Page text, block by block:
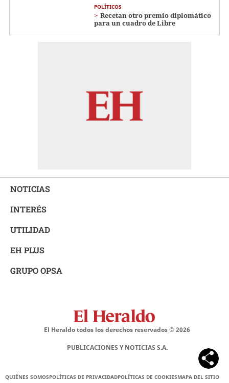
POLÍTICOS
Recetan otro premio diplomático
para un cuadro de Libre
NOTICIAS
INTERÉS
UTILIDAD
EH PLUS
GRUPO OPSA
El Heraldo todos los derechos reservados ©2026
PUBLICACIONES Y NOTICIAS S.A.
QUIÉNES SOMOSPOLÍTICAS DE PRIVACIDADPOLÍTICAS DE COOKIESMAPA DEL SITIO